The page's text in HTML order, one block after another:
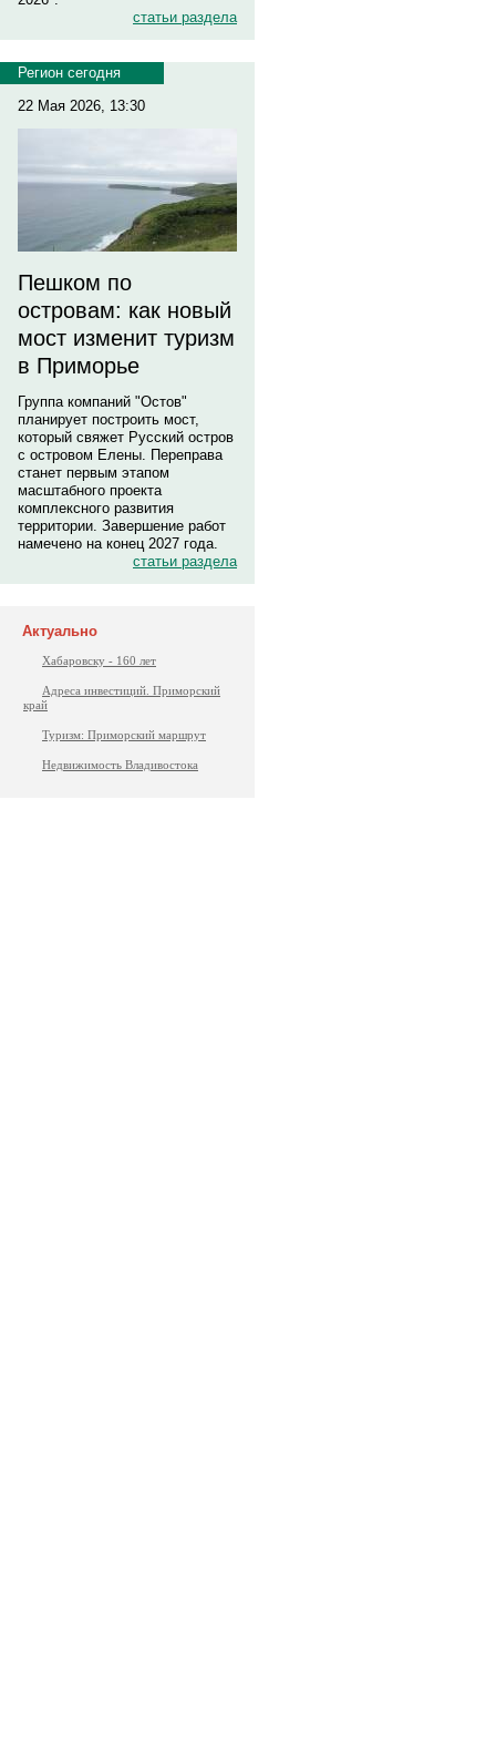
статьи раздела
Регион сегодня
22 Мая 2026, 13:30
Пешком по
островам: как новый
мост изменит туризм
в Приморье
Группа компаний "Остов"
планирует построить мост,
который свяжет Русский остров
с островом Елены. Переправа
станет первым этапом
масштабного проекта
комплексного развития
территории. Завершение работ
намечено на конец 2027 года.
статьи раздела
Актуально
Хабаровску - 160 лет
Адреса инвестиций. Приморский
край
Туризм: Приморский маршрут
Недвижимость Владивостока